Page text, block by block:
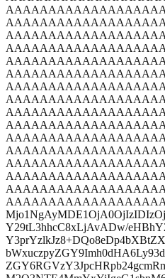
Y29tL3hhcC8xLjAvADw/